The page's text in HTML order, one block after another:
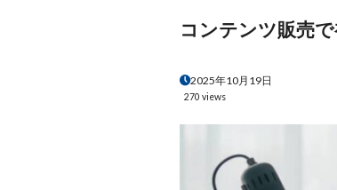
コンテンツ販売
2025年10月19日
270 views